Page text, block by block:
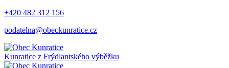
+420 482 312 156
podatelna@obeckunratice.cz
Kunratice z Frýdlantského výběžku